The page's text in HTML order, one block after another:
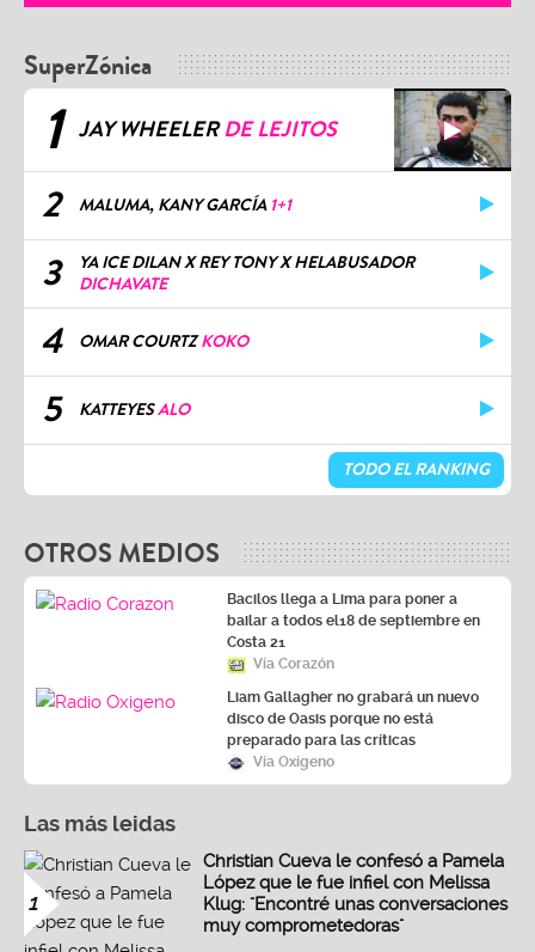
SuperZónica
1 JAY WHEELERDE LEJITOS
2 MALUMA, KANY GARCÍA 1+1
3
YA ICE DILAN X REY TONY X HELABUSADOR
DICHAVATE
4 OMAR COURTZKOKO
5 KATTEYESALO
TODO EL RANKING
OTROS MEDIOS
Bacilos llega a Lima para poner a
bailar a todos el18 de septiembre en
Costa 21
Vía Corazón
Liam Gallagher no grabará un nuevo
disco de Oasis porque no está
preparado para las críticas
Vía Oxígeno
Las más leidas
1
Christian Cueva le confesó a Pamela
López que le fue infiel con Melissa
Klug: "Encontré unas conversaciones
muy comprometedoras"